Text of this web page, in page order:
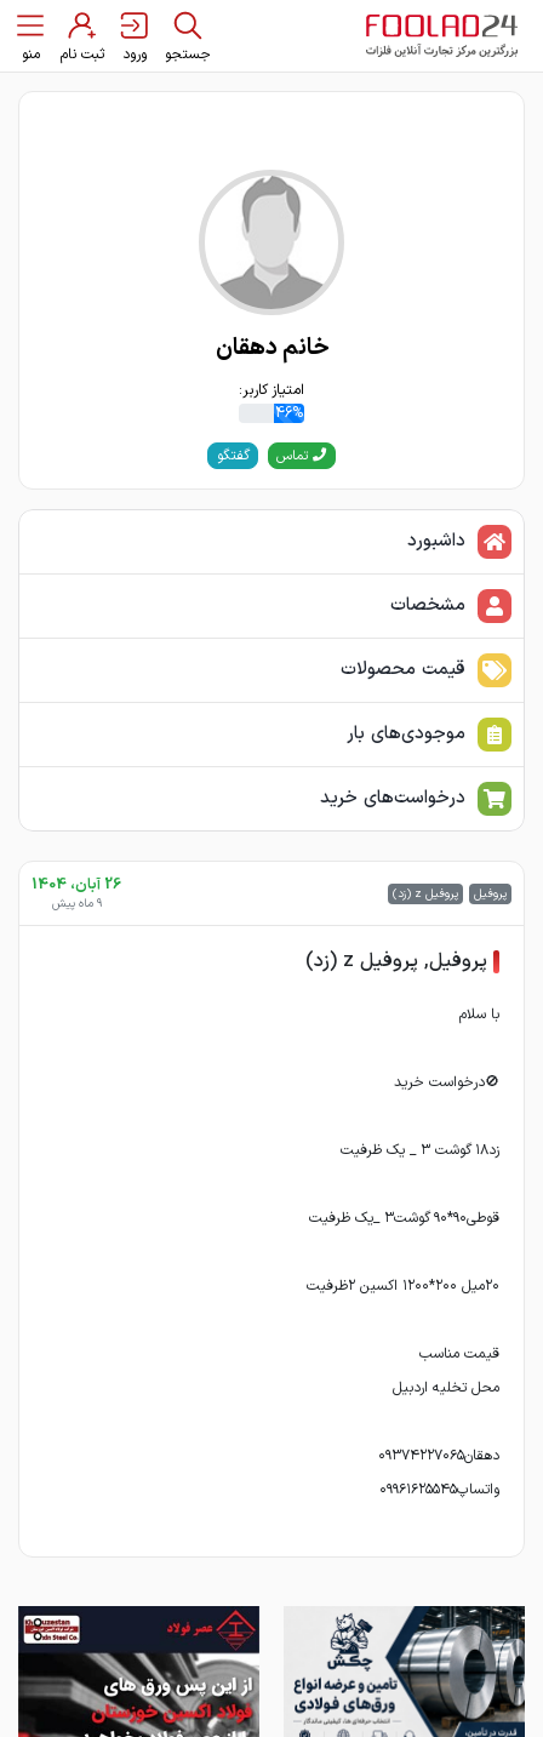
جستجو ورود ثبت نام منو
خانم دهقان
امتیاز کاربر:
46%
تماس گفتگو
داشبورد
مشخصات
قیمت محصولات
موجودی‌های بار
درخواست‌های خرید
پروفیل پروفیل z (زد) 26 آبان، 1404
9 ماه پیش
پروفیل, پروفیل z (زد)
واتساپ۰۹۹۶۱۶۲۵۵۴۵